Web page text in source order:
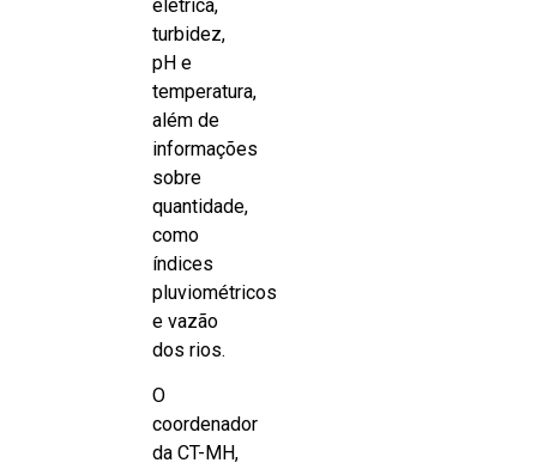
elétrica,
turbidez,
pH e
temperatura,
além de
informações
sobre
quantidade,
como
índices
pluviométricos
e vazão
dos rios.
O
coordenador
da CT-MH,